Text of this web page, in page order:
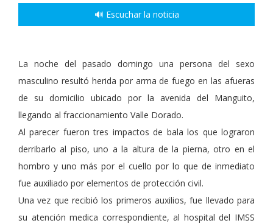
🔊 Escuchar la noticia
La noche del pasado domingo una persona del sexo
masculino resultó herida por arma de fuego en las afueras
de su domicilio ubicado por la avenida del Manguito,
llegando al fraccionamiento Valle Dorado.
Al parecer fueron tres impactos de bala los que lograron
derribarlo al piso, uno a la altura de la pierna, otro en el
hombro y uno más por el cuello por lo que de inmediato
fue auxiliado por elementos de protección civil.
Una vez que recibió los primeros auxilios, fue llevado para
su atención medica correspondiente, al hospital del IMSS